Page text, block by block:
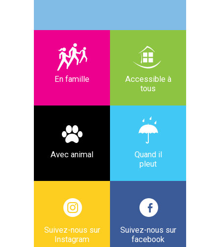
En famille
Accessible à
tous
Avec animal
Quand il
pleut
Suivez-nous sur
Instagram
Suivez-nous sur
facebook